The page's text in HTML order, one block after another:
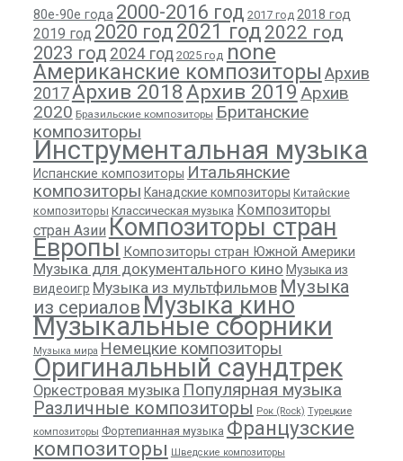
80е-90е года 2000-2016 год 2017 год 2018 год
2019 год 2020 год 2021 год 2022 год
2023 год 2024 год 2025 год none
Американские композиторы Архив
2017Архив 2018Архив 2019 Архив
2020 Бразильские композиторы Британские
композиторы
Инструментальная музыка
Испанские композиторы Итальянские
композиторы Канадские композиторы Китайские
композиторы Классическая музыка Композиторы
стран Азии Композиторы стран
Европы Композиторы стран Южной Америки
Музыка для документального кино Музыка из
видеоигр Музыка из мультфильмов Музыка
из сериалов Музыка кино
Музыкальные сборники
Музыка мира Немецкие композиторы
Оригинальный саундтрек
Оркестровая музыка Популярная музыка
Различные композиторы Рок (Rock) Турецкие
композиторы Фортепианная музыка Французские
композиторы Шведские композиторы